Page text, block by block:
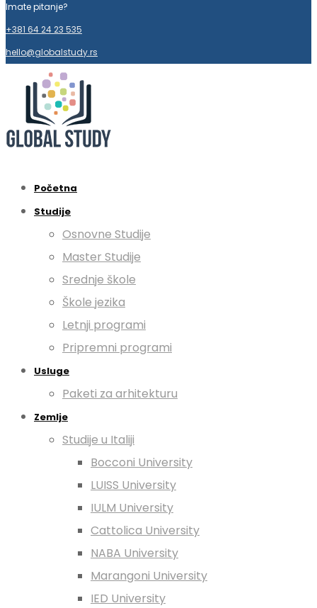
Imate pitanje?
+381 64 24 23 535
hello@globalstudy.rs
Početna
Studije
Osnovne Studije
Master Studije
Srednje škole
Škole jezika
Letnji programi
Pripremni programi
Usluge
Paketi za arhitekturu
Zemlje
Studije u Italiji
Bocconi University
LUISS University
IULM University
Cattolica University
NABA University
Marangoni University
IED University